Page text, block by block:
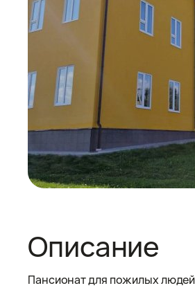
Описание
Пансионат для пожилых